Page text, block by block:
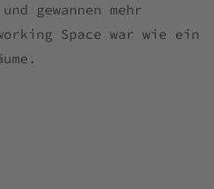
gewannen mehr
Space war wie ein